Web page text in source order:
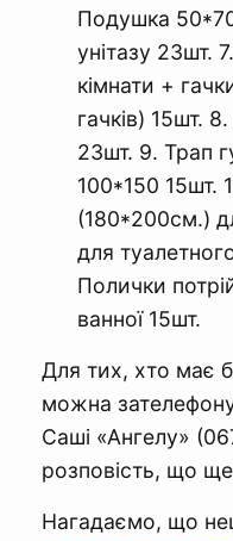
Подушка
унітазу 23шт.
кімнати +
гачків) 15шт.
23шт. 9. Трап
100*150 15шт.
(180*200см.)
для
Полички
ванної 15шт.
Для тих, хто має
можна
Саші «Ангелу»
розповість, що
Нагадаємо, що